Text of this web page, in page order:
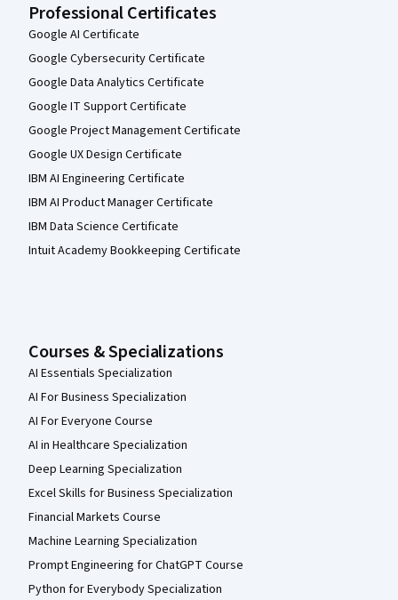
Professional Certificates
Google AI Certificate
Google Cybersecurity Certificate
Google Data Analytics Certificate
Google IT Support Certificate
Google Project Management Certificate
Google UX Design Certificate
IBM AI Engineering Certificate
IBM AI Product Manager Certificate
IBM Data Science Certificate
Intuit Academy Bookkeeping Certificate
Courses & Specializations
AI Essentials Specialization
AI For Business Specialization
AI For Everyone Course
AI in Healthcare Specialization
Deep Learning Specialization
Excel Skills for Business Specialization
Financial Markets Course
Machine Learning Specialization
Prompt Engineering for ChatGPT Course
Python for Everybody Specialization